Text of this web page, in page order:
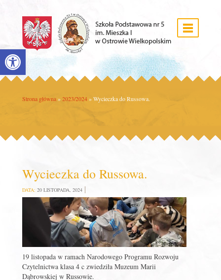
Open toolbar
Strona główna » 2023/2024 »Wycieczka do Russowa.
Wycieczka do Russowa.
DATA: 20 LISTOPADA, 2024
19 listopada w ramach Narodowego Programu Rozwoju
Czytelnictwa klasa 4 c zwiedziła Muzeum Marii
Dąbrowskiej w Russowie.